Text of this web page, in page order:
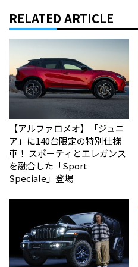
RELATED ARTICLE
【アルファロメオ】「ジュニ
ア」に140台限定の特別仕様
車！ スポーティとエレガンス
を融合した「Sport
Speciale」登場